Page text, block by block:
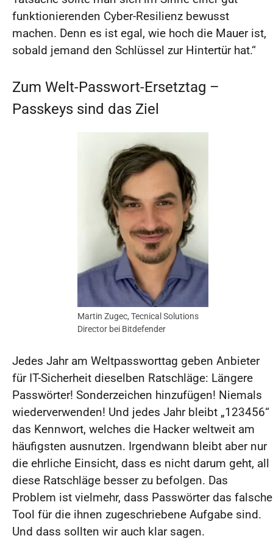
funktionierenden Cyber-Resilienz bewusst
machen. Denn es ist egal, wie hoch die Mauer ist,
sobald jemand den Schlüssel zur Hintertür hat.“
Zum Welt-Passwort-Ersetztag –
Passkeys sind das Ziel
Martin Zugec, Tecnical Solutions
Director bei Bitdefender
Jedes Jahr am Weltpassworttag geben Anbieter
für IT-Sicherheit dieselben Ratschläge: Längere
Passwörter! Sonderzeichen hinzufügen! Niemals
wiederverwenden! Und jedes Jahr bleibt „123456“
das Kennwort, welches die Hacker weltweit am
häufigsten ausnutzen. Irgendwann bleibt aber nur
die ehrliche Einsicht, dass es nicht darum geht, all
diese Ratschläge besser zu befolgen. Das
Problem ist vielmehr, dass Passwörter das falsche
Tool für die ihnen zugeschriebene Aufgabe sind.
Und dass sollten wir auch klar sagen.